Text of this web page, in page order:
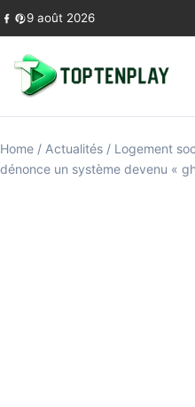
Skip to content
9 août 2026
Home / Actualités / Logement
dénonce un système devenu «